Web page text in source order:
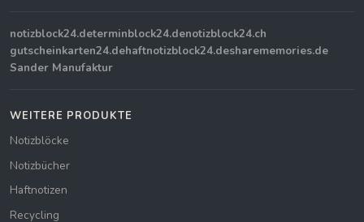
notizblock24.determinblock24.denotizblock24.ch
gutscheinkarten24.dehaftnotizblock24.desharememories.de
Sander Manufaktur
WEITERE PRODUKTE
Notizblöcke
Notizbücher
Haftnotizen
Recycling